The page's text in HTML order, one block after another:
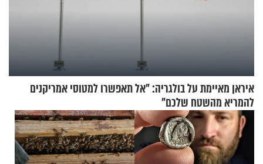
איראן מאיימת על בולגריה: "אל תאפשרו למטוסי אמריקנים
להמריא מהשטח שלכם"